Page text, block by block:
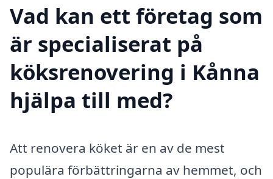
Vad kan ett företag som
är specialiserat på
köksrenovering i Kånna
hjälpa till med?
Att renovera köket är en av de mest
populära förbättringarna av hemmet, och